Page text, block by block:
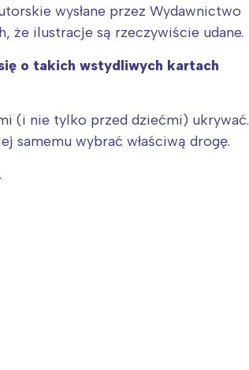
wysłane przez Wydawnictwo
że ilustracje są rzeczywiście udane.
o takich wstydliwych kartach
(i nie tylko przed dziećmi) ukrywać.
samemu wybrać właściwą drogę.